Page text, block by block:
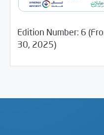
Edition Number: 6
30, 2025)
28/2025 Media Digest